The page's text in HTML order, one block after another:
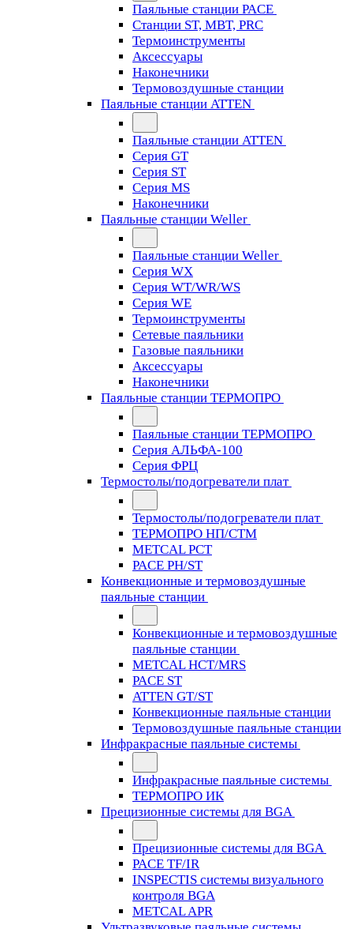
Паяльные станции PACE
Станции ST, MBT, PRC
Термоинструменты
Аксессуары
Наконечники
Термовоздушные станции
Паяльные станции ATTEN
Паяльные станции ATTEN
Серия GT
Серия ST
Серия MS
Наконечники
Паяльные станции Weller
Паяльные станции Weller
Серия WX
Серия WT/WR/WS
Серия WE
Термоинструменты
Сетевые паяльники
Газовые паяльники
Аксессуары
Наконечники
Паяльные станции ТЕРМОПРО
Паяльные станции ТЕРМОПРО
Серия АЛЬФА-100
Серия ФРЦ
Термостолы/подогреватели плат
Термостолы/подогреватели плат
ТЕРМОПРО НП/СТМ
METCAL PCT
PACE PH/ST
Конвекционные и термовоздушные
паяльные станции
Конвекционные и термовоздушные
паяльные станции
METCAL HCT/MRS
PACE ST
ATTEN GT/ST
Конвекционные паяльные станции
Термовоздушные паяльные станции
Инфракрасные паяльные системы
Инфракрасные паяльные системы
ТЕРМОПРО ИК
Прецизионные системы для BGA
Прецизионные системы для BGA
PACE TF/IR
INSPECTIS системы визуального
контроля BGA
METCAL APR